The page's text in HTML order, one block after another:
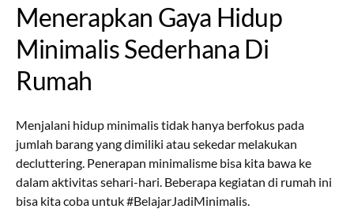
Menerapkan Gaya Hidup
Minimalis Sederhana Di
Rumah
Menjalani hidup minimalis tidak hanya berfokus pada
jumlah barang yang dimiliki atau sekedar melakukan
decluttering. Penerapan minimalisme bisa kita bawa ke
dalam aktivitas sehari-hari. Beberapa kegiatan di rumah ini
bisa kita coba untuk #BelajarJadiMinimalis.